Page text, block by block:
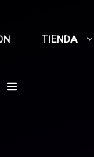
TIENDA